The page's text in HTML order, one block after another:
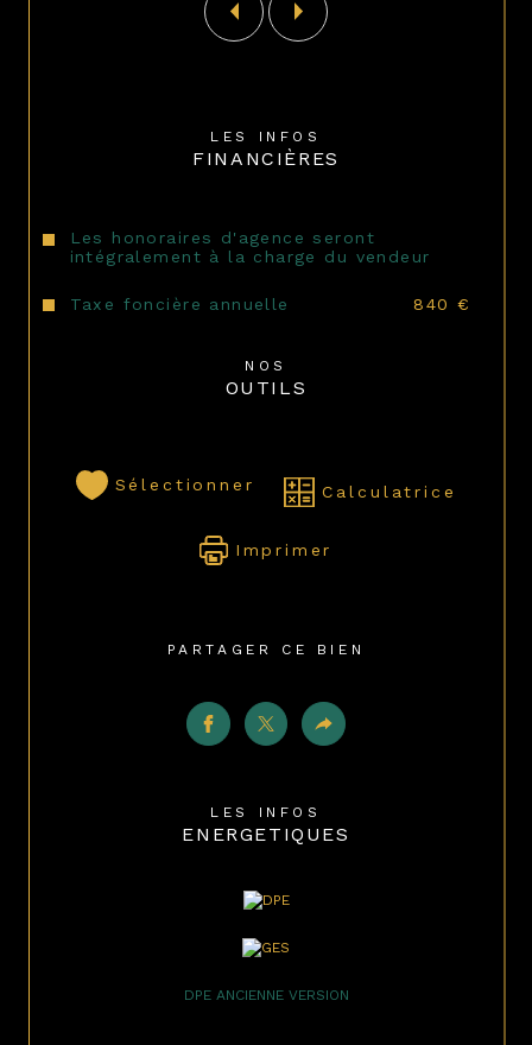
LES INFOS
FINANCIÈRES
Les honoraires d'agence seront
intégralement à la charge du vendeur
Taxe foncière annuelle 840 €
NOS
OUTILS
Sélectionner Calculatrice
Imprimer
PARTAGER CE BIEN
LES INFOS
ENERGETIQUES
DPE ANCIENNE VERSION